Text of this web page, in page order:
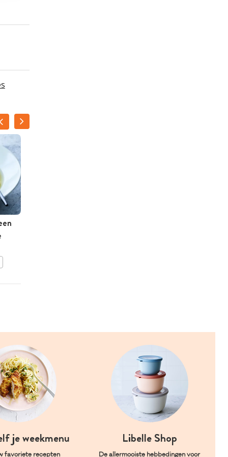
je weekmenu
favoriete recepten
Libelle Shop
De allermooiste hebbedingen voor